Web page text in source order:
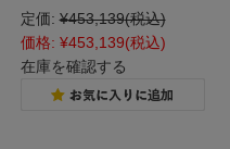
定価: ¥453,139(税込)
価格: ¥453,139(税込)
在庫を確認する